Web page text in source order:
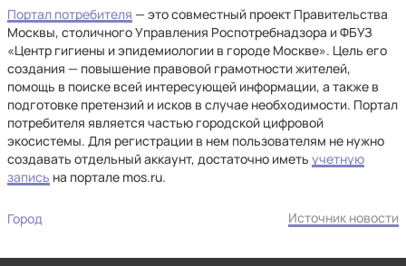
Портал потребителя — это совместный проект Правительства
Москвы, столичного Управления Роспотребнадзора и ФБУЗ
«Центр гигиены и эпидемиологии в городе Москве». Цель его
создания — повышение правовой грамотности жителей,
помощь в поиске всей интересующей информации, а также в
подготовке претензий и исков в случае необходимости. Портал
потребителя является частью городской цифровой
экосистемы. Для регистрации в нем пользователям не нужно
создавать отдельный аккаунт, достаточно иметь учетную
запись на портале mos.ru.
Город Источник новости